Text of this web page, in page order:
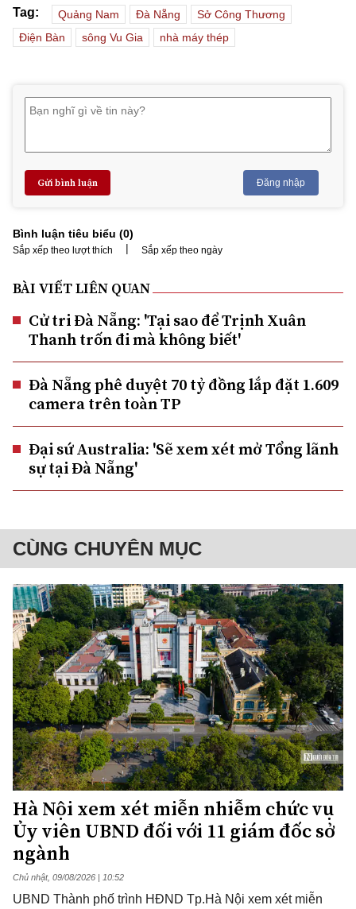
Tag: Quảng Nam Đà Nẵng
Sở Công Thương
Điện Bàn
sông Vu Gia nhà máy thép
Gửi bình luận Đăng nhập
Bình luận tiêu biểu (0)
Sắp xếp theo lượt thích | Sắp xếp theo ngày
BÀI VIẾT LIÊN QUAN
Cử tri Đà Nẵng: 'Tại sao để Trịnh Xuân
Thanh trốn đi mà không biết'
Đà Nẵng phê duyệt 70 tỷ đồng lắp đặt 1.609
camera trên toàn TP
Đại sứ Australia: 'Sẽ xem xét mở Tổng lãnh
sự tại Đà Nẵng'
CÙNG CHUYÊN MỤC
Hà Nội xem xét miễn nhiễm chức vụ
Ủy viên UBND đối với 11 giám đốc sở
ngành
Chủ nhật, 09/08/2026 | 10:52
UBND Thành phố trình HĐND Tp.Hà Nội xem xét miễn